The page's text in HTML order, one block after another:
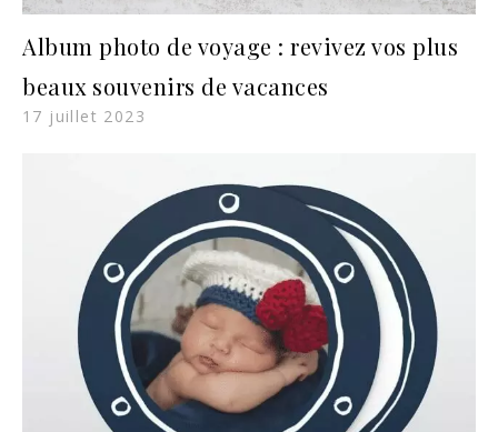
Album photo de voyage : revivez vos plus
beaux souvenirs de vacances
17 juillet 2023